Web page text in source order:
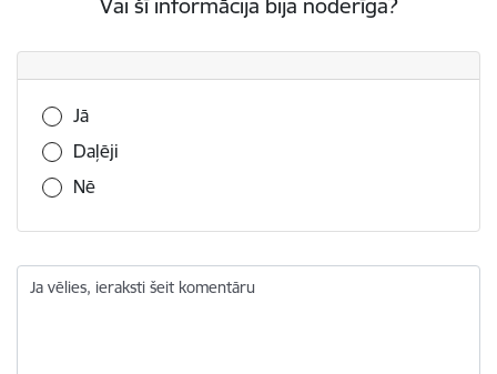
Vai šī informācija bija noderīga?
Vai šī informācija bija noderīga?
Jā
Daļēji
Nē
Ja vēlies, ieraksti šeit komentāru